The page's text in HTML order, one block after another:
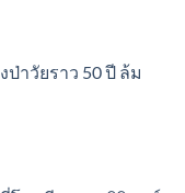
าวัยราว 50 ปี ล้ม